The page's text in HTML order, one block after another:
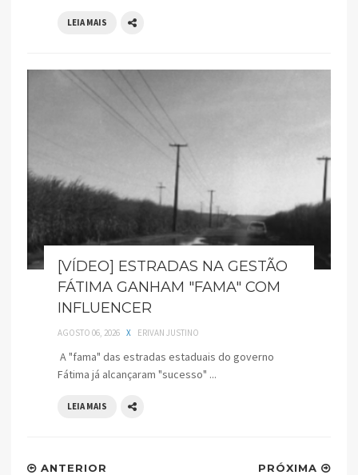
LEIA MAIS
[VÍDEO] ESTRADAS NA GESTÃO
FÁTIMA GANHAM "FAMA" COM
INFLUENCER
AGOSTO 06, 2026 X ERIVAN JUSTINO
A "fama" das estradas estaduais do governo
Fátima já alcançaram "sucesso" ...
LEIA MAIS
PRÓXIMA
ANTERIOR